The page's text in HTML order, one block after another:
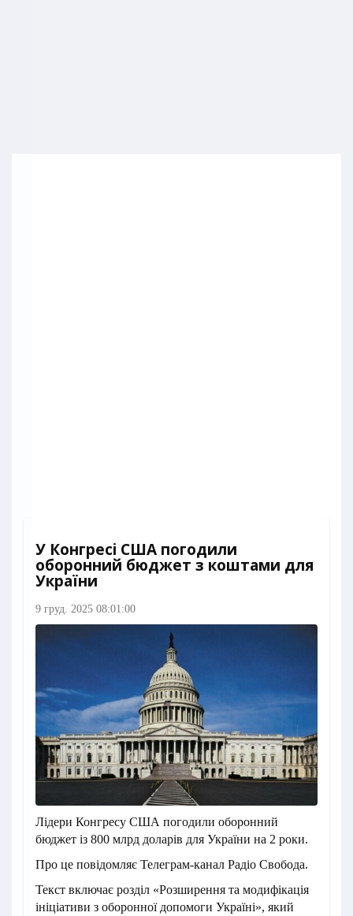
У Конгресі США погодили
оборонний бюджет з коштами для
України
9 груд. 2025 08:01:00
Лідери Конгресу США погодили оборонний
бюджет із 800 млрд доларів для України на 2 роки.
Про це повідомляє Телеграм-канал Радіо Свобода.
Текст включає розділ «Розширення та модифікація
ініціативи з оборонної допомоги Україні», який